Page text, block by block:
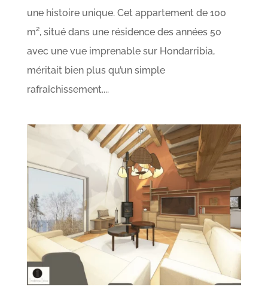
une histoire unique. Cet appartement de 100
m², situé dans une résidence des années 50
avec une vue imprenable sur Hondarribia,
méritait bien plus qu’un simple
rafraîchissement....